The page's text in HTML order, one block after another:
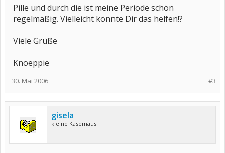
Pille und durch die ist meine Periode schön
regelmäßig. Vielleicht könnte Dir das helfen!?
Viele Grüße
Knoeppie
#3
30. Mai 2006
gisela
kleine Käsemaus